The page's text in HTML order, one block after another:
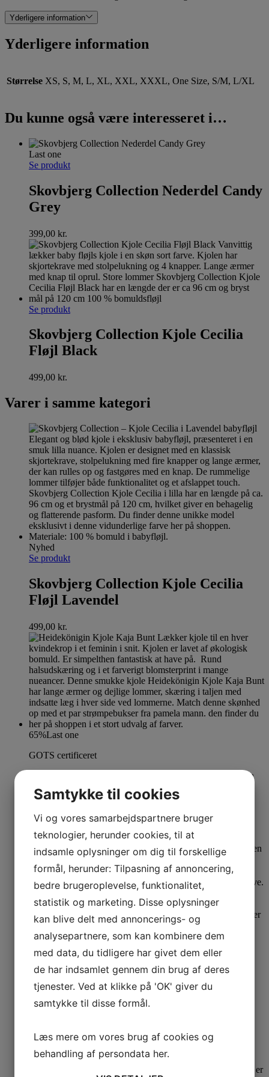
Yderligere information
Yderligere information
Størrelse XS, S, M, L, XL, XXL, XXXL, One Size, S/M, L/XL
Du kunne også være interesseret i…
Last one
Se produkt
Skovbjerg Collection Nederdel Candy
Grey
399,00 kr.
Se produkt
Skovbjerg Collection Kjole Cecilia
Fløjl Black
499,00 kr.
Varer i samme kategori
Nyhed
Se produkt
Skovbjerg Collection Kjole Cecilia
Fløjl Lavendel
499,00 kr.
65%Last one
GOTS certificeret
Dette vare har flere varianter. Mulighederne kan
vælges på varesiden
Heidekönigin Kjole Kaja Bunt
XL
850,00kr. Den oprindelige pris var: 850,00 kr..300,00
Den
aktuelle pris er: 300,00 kr..
Nyhed
Se produkt
Skovbjerg Collection Kjole Cecilia
Fløjl lys Petrol
Samtykke til cookies
Vi og vores samarbejdspartnere bruger
teknologier, herunder cookies, til at
indsamle oplysninger om dig til forskellige
formål, herunder: Tilpasning af annoncering,
bedre brugeroplevelse, funktionalitet,
statistik og marketing. Disse oplysninger
kan blive delt med annoncerings- og
analysepartnere, som kan kombinere dem
med data, du tidligere har givet dem eller
de har indsamlet gennem din brug af deres
tjenester. Ved at klikke på 'OK' giver du
samtykke til disse formål.
Læs mere om vores brug af cookies og
behandling af persondata her.